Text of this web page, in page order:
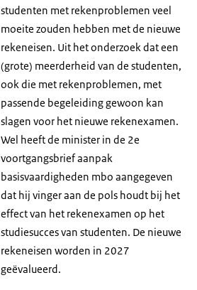
studenten met rekenproblemen veel
moeite zouden hebben met de nieuwe
rekeneisen. Uit het onderzoek dat een
(grote) meerderheid van de studenten,
ook die met rekenproblemen, met
passende begeleiding gewoon kan
slagen voor het nieuwe rekenexamen.
Wel heeft de minister in de 2e
voortgangsbrief aanpak
basisvaardigheden mbo aangegeven
dat hij vinger aan de pols houdt bij het
effect van het rekenexamen op het
studiesucces van studenten. De nieuwe
rekeneisen worden in 2027
geëvalueerd.